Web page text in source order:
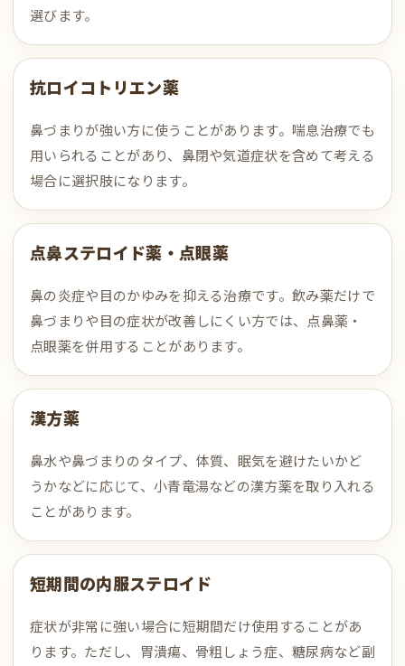
選びます。
抗ロイコトリエン薬
鼻づまりが強い方に使うことがあります。喘息治療でも
用いられることがあり、鼻閉や気道症状を含めて考える
場合に選択肢になります。
点鼻ステロイド薬・点眼薬
鼻の炎症や目のかゆみを抑える治療です。飲み薬だけで
鼻づまりや目の症状が改善しにくい方では、点鼻薬・
点眼薬を併用することがあります。
漢方薬
鼻水や鼻づまりのタイプ、体質、眠気を避けたいかど
うかなどに応じて、小青竜湯などの漢方薬を取り入れる
ことがあります。
短期間の内服ステロイド
症状が非常に強い場合に短期間だけ使用することがあ
ります。ただし、胃潰瘍、骨粗しょう症、糖尿病など副